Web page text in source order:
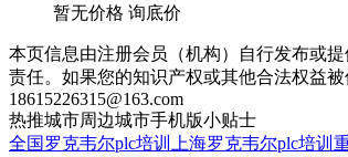
暂无价格 询底价
本页信息由注册会员（机构）自行发布或
责任。如果您的知识产权或其他合法权益
18615226315@163.com
热推城市周边城市手机版小贴士
全国罗克韦尔plc培训
上海罗克韦尔plc培训